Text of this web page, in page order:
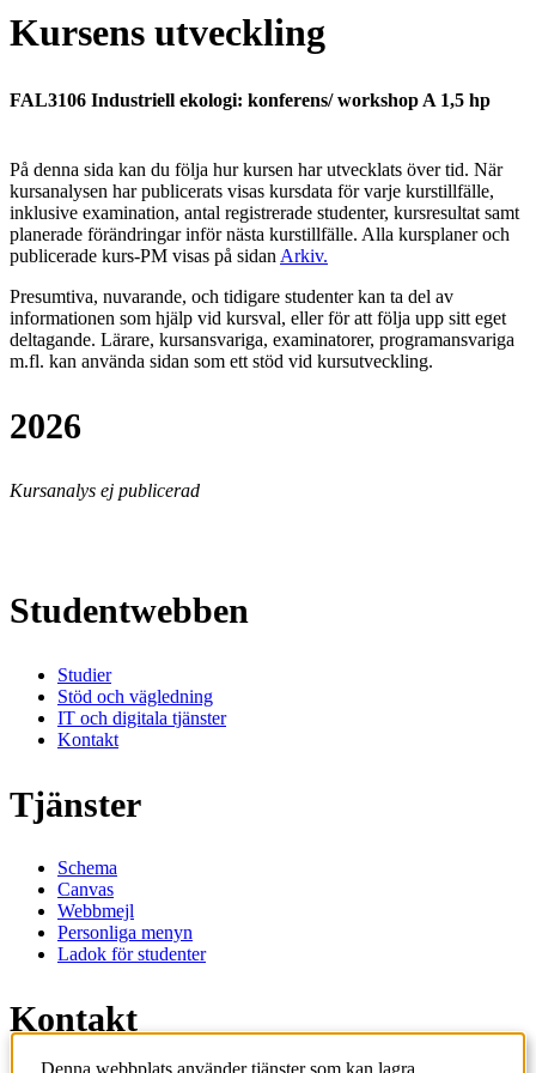
Kursens utveckling
FAL3106 Industriell ekologi: konferens/ workshop A 1,5 hp
På denna sida kan du följa hur kursen har utvecklats över tid. När
kursanalysen har publicerats visas kursdata för varje kurstillfälle,
inklusive examination, antal registrerade studenter, kursresultat samt
planerade förändringar inför nästa kurstillfälle. Alla kursplaner och
publicerade kurs-PM visas på sidan Arkiv.
Presumtiva, nuvarande, och tidigare studenter kan ta del av
informationen som hjälp vid kursval, eller för att följa upp sitt eget
deltagande. Lärare, kursansvariga, examinatorer, programansvariga
m.fl. kan använda sidan som ett stöd vid kursutveckling.
2026
Kursanalys ej publicerad
Studentwebben
Studier
Stöd och vägledning
IT och digitala tjänster
Kontakt
Tjänster
Schema
Canvas
Webbmejl
Personliga menyn
Ladok för studenter
Kontakt
Denna webbplats använder tjänster som kan lagra